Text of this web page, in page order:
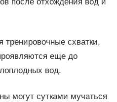
после отхождения вод и
тренировочные схватки,
еще до
вод.
могут сутками мучаться